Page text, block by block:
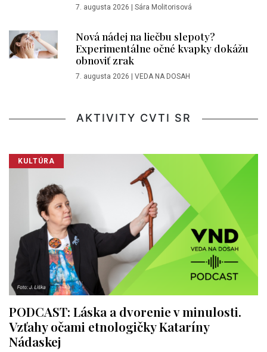
7. augusta 2026 Sára Molitorisová
Nová nádej na liečbu slepoty?
Experimentálne očné kvapky dokážu
obnoviť zrak
7. augusta 2026 VEDA NA DOSAH
AKTIVITY CVTI SR
KULTÚRA
PODCAST: Láska a dvorenie v minulosti.
Vzťahy očami etnologičky Kataríny
Nádaskej